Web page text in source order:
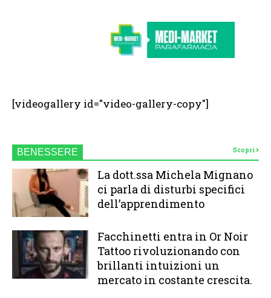
[videogallery id="video-gallery-copy"]
BENESSERE Scopri
La dott.ssa Michela Mignano
ci parla di disturbi specifici
dell’apprendimento
Facchinetti entra in Or Noir
Tattoo rivoluzionando con
brillanti intuizioni un
mercato in costante crescita.